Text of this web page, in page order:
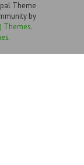
Theme
by
Themes.
.